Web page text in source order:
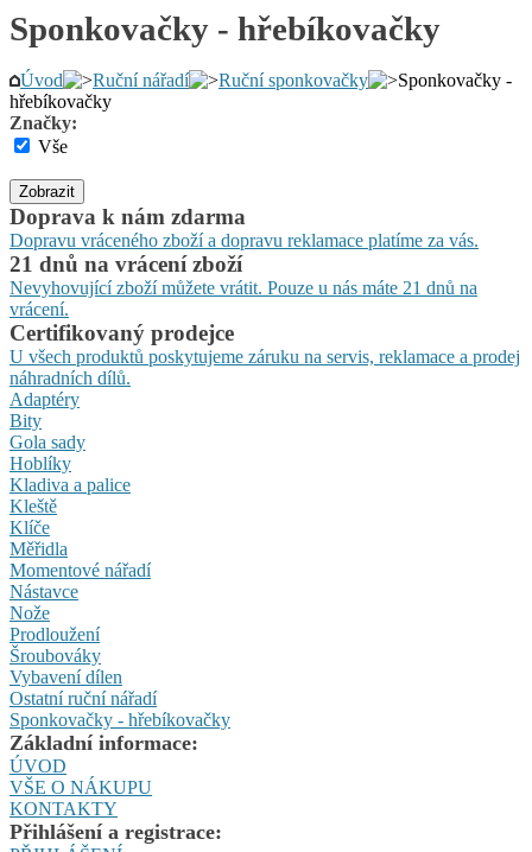
Sponkovačky - hřebíkovačky
Úvod Ruční nářadí Ruční sponkovačky
Sponkovačky -
hřebíkovačky
Značky:
Vše
Zobrazit
Doprava k nám zdarma
Dopravu vráceného zboží a dopravu reklamace platíme za vás.
21 dnů na vrácení zboží
Nevyhovující zboží můžete vrátit. Pouze u nás máte 21 dnů na
vrácení.
Certifikovaný prodejce
U všech produktů poskytujeme záruku na servis, reklamace a prodej
náhradních dílů.
Adaptéry
Bity
Gola sady
Hoblíky
Kladiva a palice
Kleště
Klíče
Měřidla
Momentové nářadí
Nástavce
Nože
Prodloužení
Šroubováky
Vybavení dílen
Ostatní ruční nářadí
Sponkovačky - hřebíkovačky
Základní informace:
ÚVOD
VŠE O NÁKUPU
KONTAKTY
Přihlášení a registrace: